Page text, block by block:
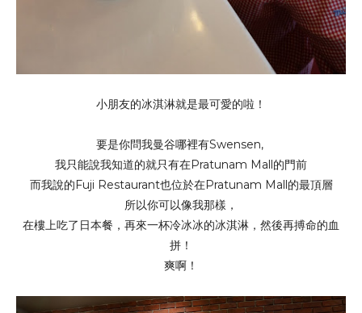
小朋友的冰淇淋就是最可愛的啦！
要是你問我曼谷哪裡有Swensen,
我只能說我知道的就只有在Pratunam Mall的門前
而我說的Fuji Restaurant也位於在Pratunam Mall的最頂層
所以你可以像我那樣，
在樓上吃了日本餐，再來一杯冷冰冰的冰淇淋，然後再搏命的血
拼！
爽啊！